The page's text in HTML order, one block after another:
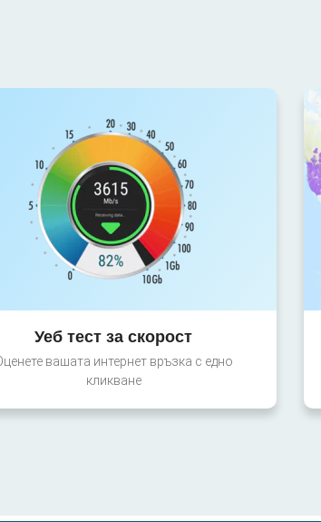
Уеб тест за скорост
вашата интернет връзка с едно
кликване